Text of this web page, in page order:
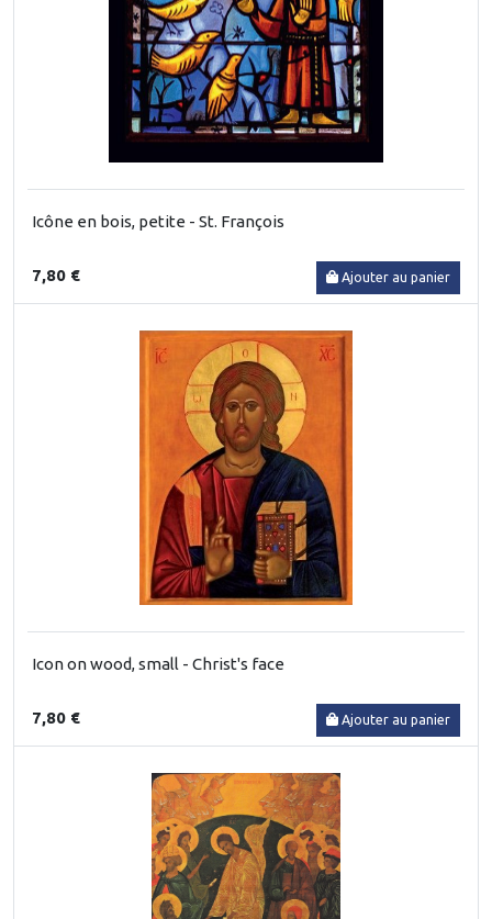
Icône en bois, petite - St. François
7,80 € Ajouter au panier
Icon on wood, small - Christ's face
7,80 € Ajouter au panier